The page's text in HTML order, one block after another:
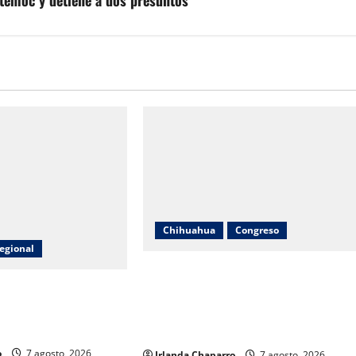
Chihuahua Congreso